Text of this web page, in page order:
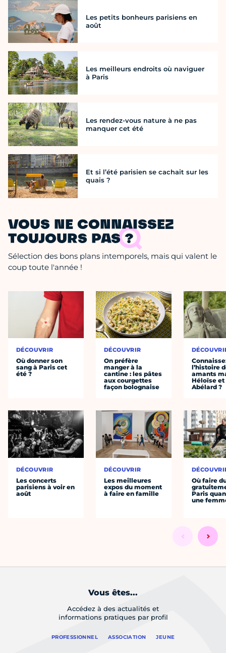
Les petits bonheurs parisiens en
août
Les meilleurs endroits où naviguer
à Paris
Les rendez-vous nature à ne pas
manquer cet été
Et si l’été parisien se cachait sur les
quais ?
VOUS NE CONNAISSEZ
TOUJOURS PAS ?
Sélection des bons plans intemporels, mais qui valent le
coup toute l'année !
DÉCOUVRIR
Où donner son
sang à Paris cet
été ?
DÉCOUVRIR
Les concerts
parisiens à voir en
août
DÉCOUVRIR
On préfère
manger à la
cantine : les pâtes
aux courgettes
façon bolognaise
DÉCOUVRIR
Les meilleures
expos du moment
à faire en famille
l’histoire
amants
Héloïse et
Abélard ?
Où faire
Paris
une
Vous êtes...
Accédez à des actualités et
informations pratiques par profil
PROFESSIONNEL ASSOCIATION JEUNE